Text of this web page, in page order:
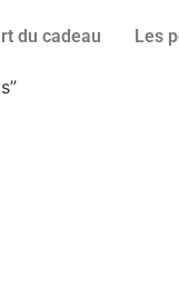
du cadeau Les